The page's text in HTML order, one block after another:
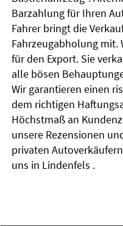
Barzahlung für Ihren
Fahrer bringt die
Fahrzeugabholung mit.
für den Export. Sie
alle bösen
Wir garantieren einen
dem richtigen
Höchstmaß an
unsere Rezensionen
privaten
uns in Lindenfels .